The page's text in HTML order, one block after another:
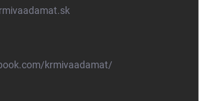
krmivaadamat/